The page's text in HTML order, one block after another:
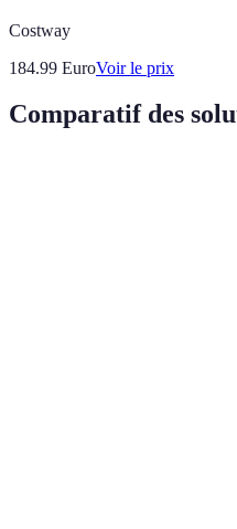
Costway
184.99 EuroVoir le prix
Comparatif des